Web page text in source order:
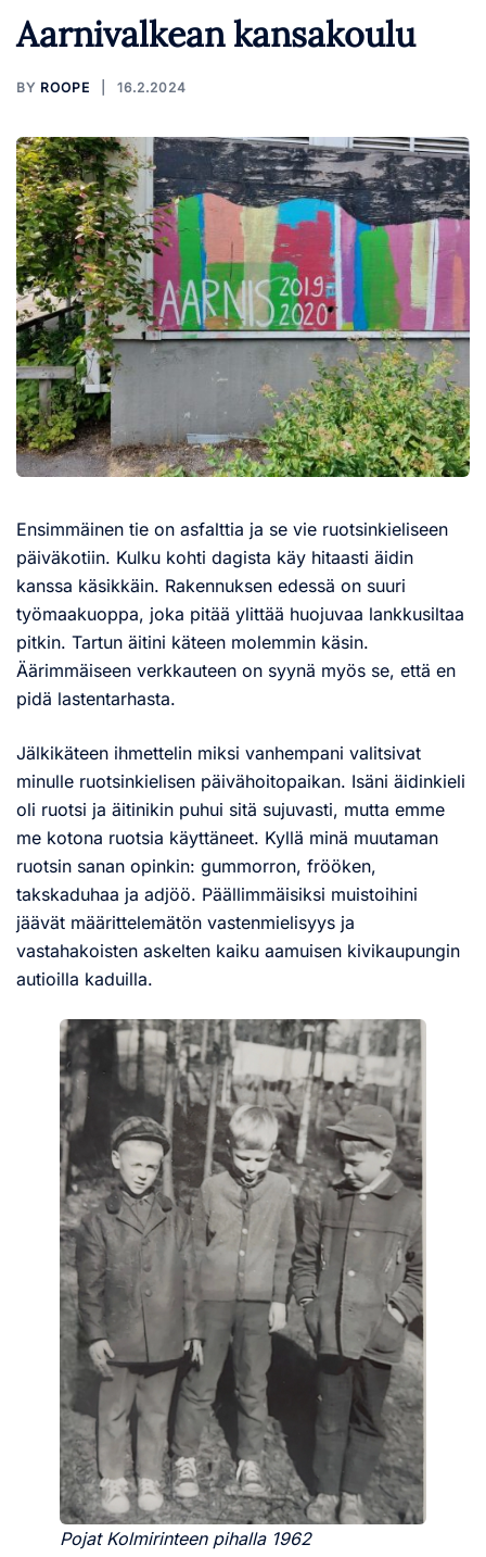
Aarnivalkean kansakoulu
BY ROOPE 16.2.2024
Ensimmäinen tie on asfalttia ja se vie ruotsinkieliseen
päiväkotiin. Kulku kohti dagista käy hitaasti äidin
kanssa käsikkäin. Rakennuksen edessä on suuri
työmaakuoppa, joka pitää ylittää huojuvaa lankkusiltaa
pitkin. Tartun äitini käteen molemmin käsin.
Äärimmäiseen verkkauteen on syynä myös se, että en
pidä lastentarhasta.
Jälkikäteen ihmettelin miksi vanhempani valitsivat
minulle ruotsinkielisen päivähoitopaikan. Isäni äidinkieli
oli ruotsi ja äitinikin puhui sitä sujuvasti, mutta emme
me kotona ruotsia käyttäneet. Kyllä minä muutaman
ruotsin sanan opinkin: gummorron, frööken,
takskaduhaa ja adjöö. Päällimmäisiksi muistoihini
jäävät määrittelemätön vastenmielisyys ja
vastahakoisten askelten kaiku aamuisen kivikaupungin
autioilla kaduilla.
Pojat Kolmirinteen pihalla 1962